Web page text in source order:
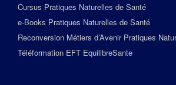
Cursus Pratiques Naturelles de Santé
e-Books Pratiques Naturelles de Santé
Reconversion Métiers d’Avenir Pratiques
Téléformation EFT EquilibreSante